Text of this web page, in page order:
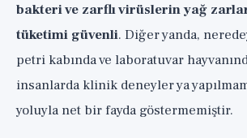
bakteri ve zarflı virüslerin yağ
tüketimi güvenli. Diğer yanda,
petri kabında ve laboratuvar
insanlarda klinik deneyler ya
yoluyla net bir fayda göstermemiştir.